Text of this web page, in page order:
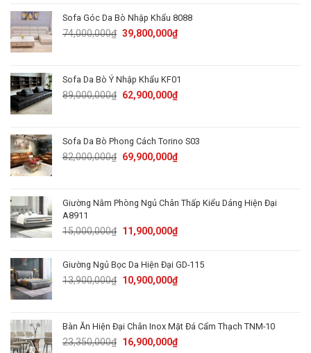
49,000,000₫.
Sofa Góc Da Bò Nhập Khẩu 8088
74,000,000₫ Original
74,000,000₫.
39,800,000₫Current
Sofa Da Bò Ý Nhập Khẩu KF01
89,000,000₫ Original
62,900,000₫Current
Sofa Da Bò Phong Cách Torino S03
82,000,000₫ Original
82,000,000₫.
69,900,000₫Current
69,900,000₫.
Giường Nằm Phòng Ngủ Chân Thấp Kiểu Dáng Hiện Đại
A8911
15,000,000₫ Original
15,000,000₫.
11,900,000₫Current
11,900,000₫.
Giường Ngủ Bọc Da Hiện Đại GD-115
13,900,000₫ Original
10,900,000₫Current
10,900,000₫.
Bàn Ăn Hiện Đại Chân Inox Mặt Đá Cẩm Thạch TNM-10
23,350,000₫ Original
16,900,000₫Current